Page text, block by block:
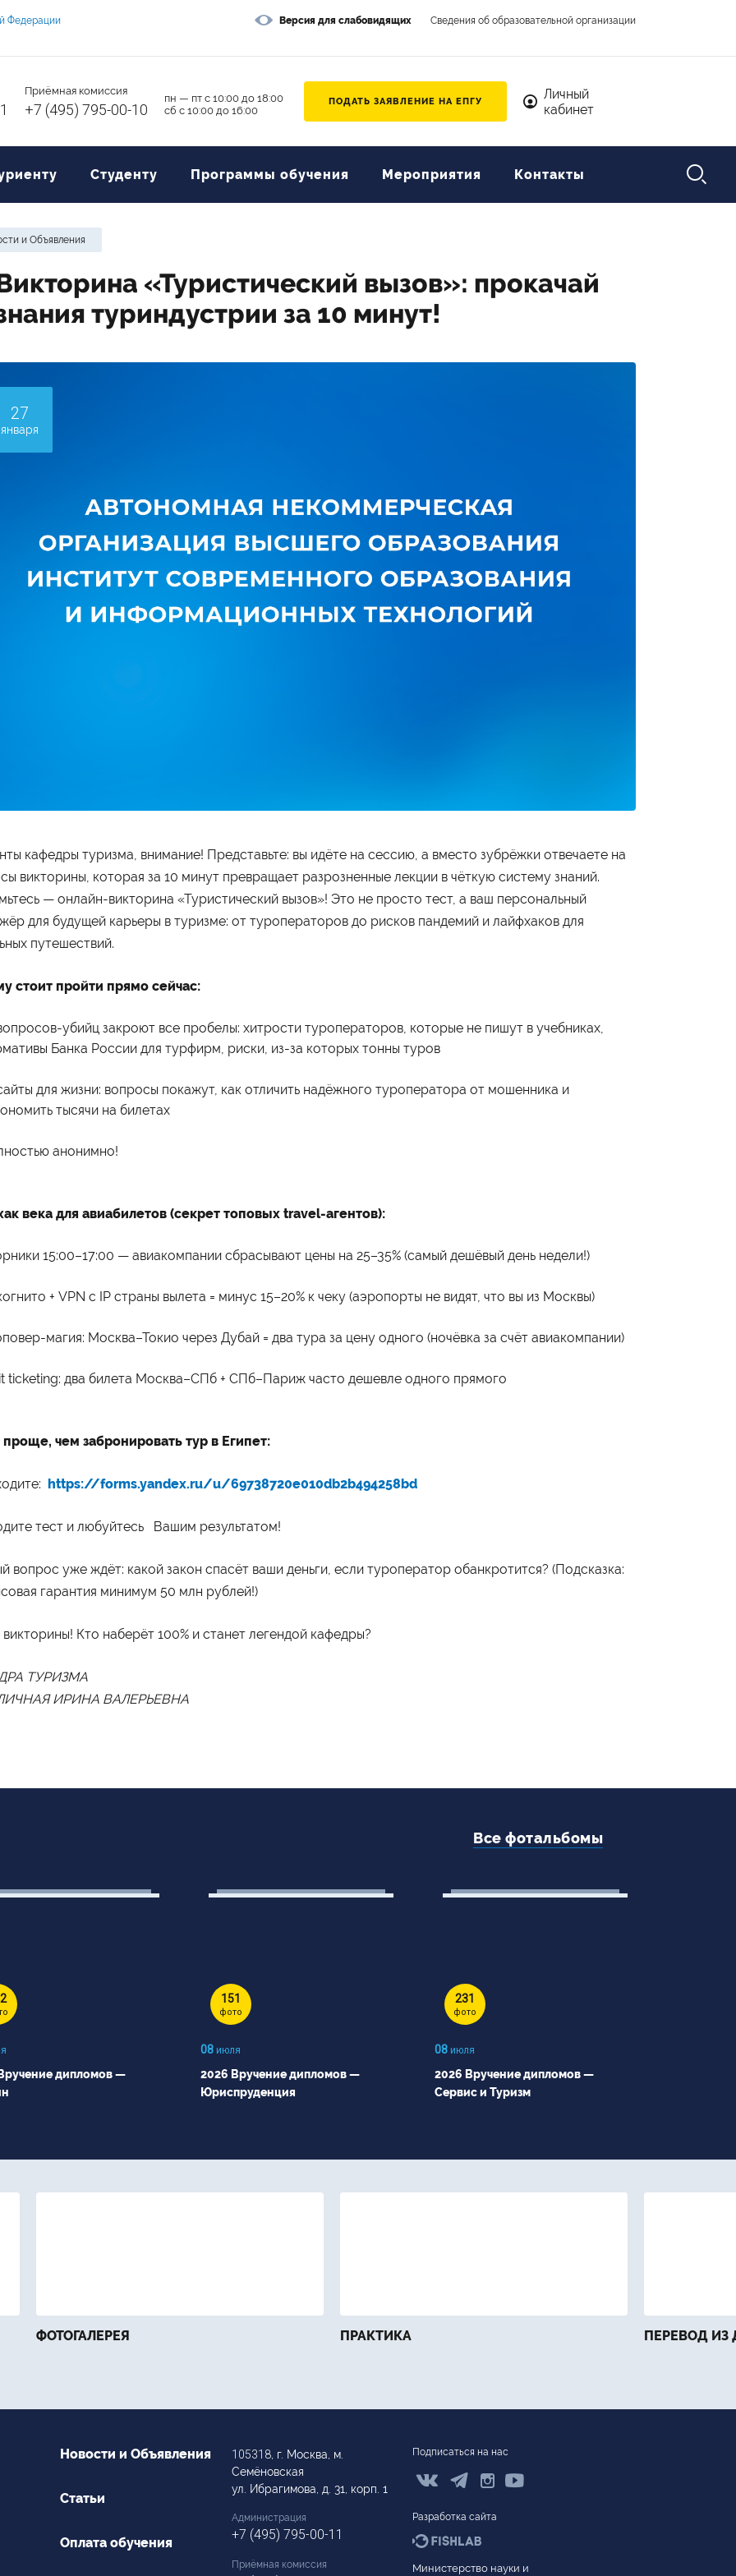
обучения
Списки поступающих
форма обучения
Мероприятия
мероприятия
Университетские субботы
Федерации
Версия для слабовидящих Сведения об образовательной организации
Приёмная комиссия
+7 (495) 795-00-10
пн — пт с 10:00 до 18:00
сб с 10:00 до 16:00
ПОДАТЬ ЗАЯВЛЕНИЕ НА ЕПГУ
Личный
кабинет
Студенту Программы обучения Мероприятия Контакты 
и Объявления
«Туристический вызов»: прокачай
туриндустрии за 10 минут!
27
января
кафедры туризма, внимание! Представьте: вы идёте на сессию, а вместо зубрёжки отвечаете на
викторины, которая за 10 минут превращает разрозненные лекции в чёткую систему знаний.
— онлайн-викторина «Туристический вызов»! Это не просто тест, а ваш персональный
для будущей карьеры в туризме: от туроператоров до рисков пандемий и лайфхаков для
путешествий.
стоит пройти прямо сейчас:
убийц закроют все пробелы: хитрости туроператоров, которые не пишут в учебниках,
Банка России для турфирм, риски, из-за которых тонны туров
для жизни: вопросы покажут, как отличить надёжного туроператора от мошенника и
тысячи на билетах
анонимно!
века для авиабилетов (секрет топовых travel-агентов):
15:00–17:00 — авиакомпании сбрасывают цены на 25–35% (самый дешёвый день недели!)
+ VPN с IP страны вылета = минус 15–20% к чеку (аэропорты не видят, что вы из Москвы)
магия: Москва–Токио через Дубай = два тура за цену одного (ночёвка за счёт авиакомпании)
ticketing: два билета Москва–СПб + СПб–Париж часто дешевле одного прямого
проще, чем забронировать тур в Египет:
https://forms.yandex.ru/u/69738720e010db2b494258bd
тест и любуйтесь Вашим результатом!
вопрос уже ждёт: какой закон спасёт ваши деньги, если туроператор обанкротится? (Подсказка:
гарантия минимум 50 млн рублей!)
Кто наберёт 100% и станет легендой кафедры?
ТУРИЗМА
ИРИНА ВАЛЕРЬЕВНА
Все фотальбомы
дипломов —
151
фото
08 июля
2026 Вручение дипломов —
Юриспруденция
231
фото
08 июля
2026 Вручение дипломов —
Сервис и Туризм
ФОТОГАЛЕРЕЯ ПРАКТИКА ПЕРЕВОД ИЗ
Новости и Объявления
Статьи
Оплата обучения
Подписаться на нас
  
Разработка сайта
Министерство науки и
105318 , г. Москва, м.
Семёновская
ул. Ибрагимова, д. 31, корп. 1
Администрация
+7 (495) 795-00-11
Приёмная комиссия